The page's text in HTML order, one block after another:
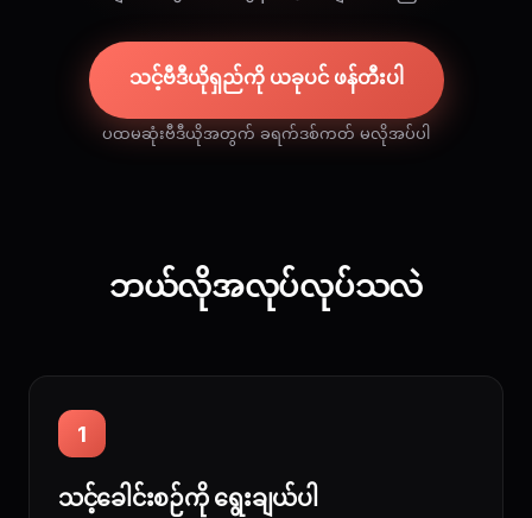
သင့်ဗီဒီယိုရှည်ကို ယခုပင် ဖန်တီးပါ
ပထမဆုံးဗီဒီယိုအတွက် ခရက်ဒစ်ကတ် မလိုအပ်ပါ
ဘယ်လိုအလုပ်လုပ်သလဲ
1
သင့်ခေါင်းစဉ်ကို ရွေးချယ်ပါ